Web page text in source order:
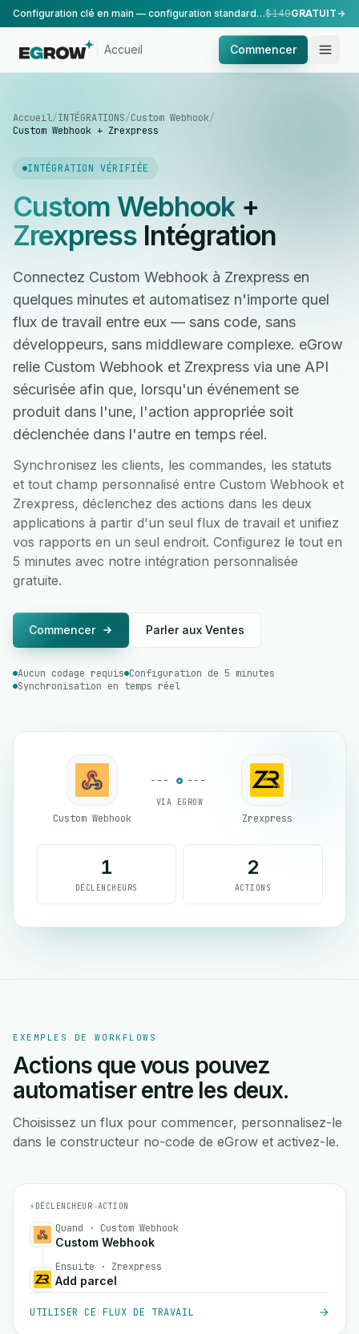
Configuration clé en main — configuration standard, réalisée par notre équipe.$149GRATUIT
Accueil Commencer
Accueil/INTÉGRATIONS/Custom Webhook/
Custom Webhook + Zrexpress
INTÉGRATION VÉRIFIÉE
Custom Webhook+
ZrexpressIntégration
Connectez Custom Webhook à Zrexpress en
quelques minutes et automatisez n'importe quel
flux de travail entre eux — sans code, sans
développeurs, sans middleware complexe. eGrow
relie Custom Webhook et Zrexpress via une API
sécurisée afin que, lorsqu'un événement se
produit dans l'une, l'action appropriée soit
déclenchée dans l'autre en temps réel.
Synchronisez les clients, les commandes, les statuts
et tout champ personnalisé entre Custom Webhook et
Zrexpress, déclenchez des actions dans les deux
applications à partir d'un seul flux de travail et unifiez
vos rapports en un seul endroit. Configurez le tout en
5 minutes avec notre intégration personnalisée
gratuite.
Commencer Parler aux Ventes
Aucun codage requis Configuration de 5 minutes
Synchronisation en temps réel
Custom Webhook
VIA EGROW
Zrexpress
1
DÉCLENCHEURS
2
ACTIONS
EXEMPLES DE WORKFLOWS
Actions que vous pouvez
automatiser entre les deux.
Choisissez un flux pour commencer, personnalisez-le
dans le constructeur no-code de eGrow et activez-le.
⚡ DÉCLENCHEUR→ACTION
Quand · Custom Webhook
Custom Webhook
Ensuite · Zrexpress
Add parcel
UTILISER CE FLUX DE TRAVAIL